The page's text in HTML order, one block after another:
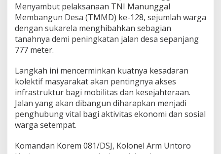
D
e
s
a
,
M
D
D
o
r
o
A
Menyambut pelaksanaan TNI Manunggal
Membangun Desa (TMMD) ke-128, sejumlah warga
dengan sukarela menghibahkan sebagian
tanahnya demi peningkatan jalan desa sepanjang
777 meter.
Langkah ini mencerminkan kuatnya kesadaran
kolektif masyarakat akan pentingnya akses
infrastruktur bagi mobilitas dan kesejahteraan.
Jalan yang akan dibangun diharapkan menjadi
penghubung vital bagi aktivitas ekonomi dan sosial
warga setempat.
Komandan Korem 081/DSJ, Kolonel Arm Untoro